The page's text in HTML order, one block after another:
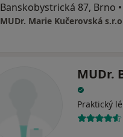
Banskobystrická 87, Brno •
MUDr. Marie Kučerovská
MUDr.
Praktický